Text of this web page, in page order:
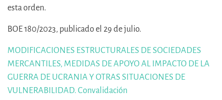
esta orden.
BOE 180/2023, publicado el 29 de julio.
MODIFICACIONES ESTRUCTURALES DE SOCIEDADES
MERCANTILES, MEDIDAS DE APOYO AL IMPACTO DE LA
GUERRA DE UCRANIA Y OTRAS SITUACIONES DE
VULNERABILIDAD. Convalidación